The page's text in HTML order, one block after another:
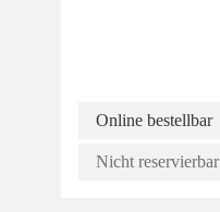
Online bestellbar
Nicht reservierbar